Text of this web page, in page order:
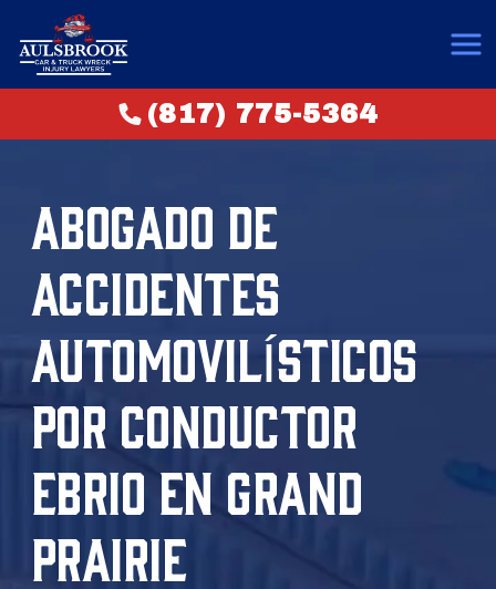
(817) 775-5364
ABOGADO DE
ACCIDENTES
AUTOMOVILÍSTICOS
POR CONDUCTOR
EBRIO EN GRAND
PRAIRIE